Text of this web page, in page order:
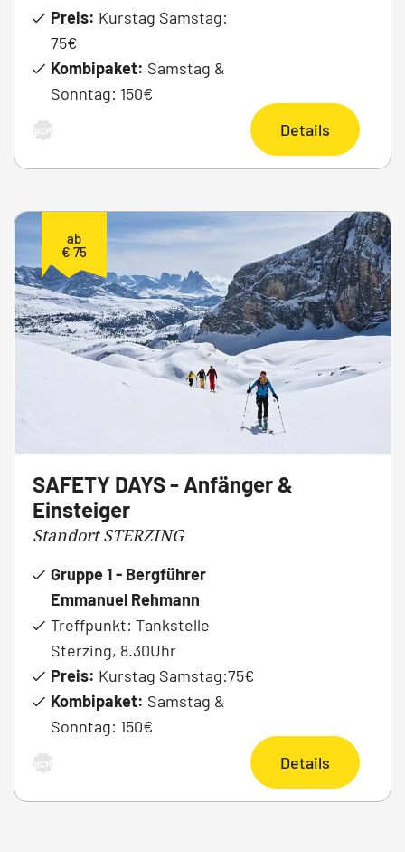
Preis: Kurstag Samstag:
75€
Kombipaket: Samstag &
Sonntag: 150€
ARCHIV Details
ab
€ 75
SAFETY DAYS - Anfänger &
Einsteiger
Standort STERZING
Gruppe 1 - Bergführer
Emmanuel Rehmann
Treffpunkt: Tankstelle
Sterzing, 8.30Uhr
Preis: Kurstag Samstag:75€
Kombipaket: Samstag &
Sonntag: 150€
ARCHIV Details